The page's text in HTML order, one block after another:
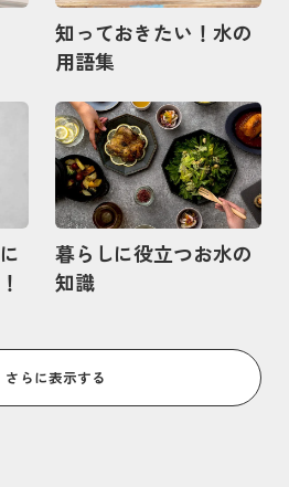
知っておきたい！水の
用語集
暮らしに役立つお水の
知識
記事を読む
さらに表示する